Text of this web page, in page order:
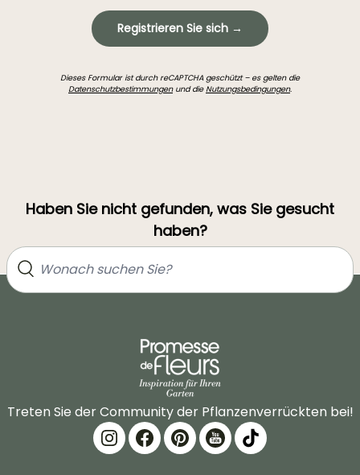
Registrieren Sie sich →
Dieses Formular ist durch reCAPTCHA geschützt – es gelten die
Datenschutzbestimmungenund dieNutzungsbedingungen.
Haben Sie nicht gefunden, was Sie gesucht
haben?
Treten Sie der Community der Pflanzenverrückten bei!